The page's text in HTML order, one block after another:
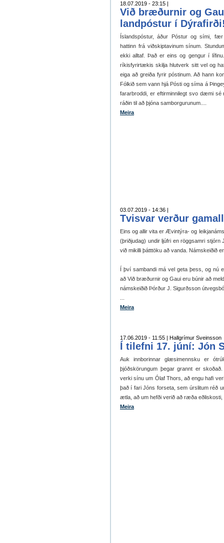
18.07.2019 - 23:15 |
Við bræðurnir og
landpóstur í
Íslandspóstur, áður Póstur og sími,
hattinn frá viðskiptavinum sínum.
ekki alltaf. Það er eins og gengur í
ríkisfyrirtækis skilja hlutverk sitt vel og
eiga að greiða fyrir póstinum. Að hann
Fólkið sem vann hjá Pósti og síma á
fararbroddi, er eftirminnilegt svo dæmi
ráðin til að þjóna samborgurunum....
Meira
03.07.2019 - 14:36 |
Tvisvar verður
Eins og allir vita er Ævintýra- og
(þriðjudag) undir ljúfri en röggsamri stjórn
við mikilli þátttöku að vanda. Námskeiðið
Í því sambandi má vel geta þess, og nú
að Við bræðurnir og Gaui eru búnir að
námskeiðið Þórður J. Sigurðsson
Meira
17.06.2019 - 11:55 | Hallgrímur Sveinsson
Í tilefni 17. júní: Jón
Auk innborinnar glæsimennsku er
þjóðskörungum þegar grannt er
verki sínu um Ólaf Thors, að engu hafi
það í fari Jóns forseta, sem úrslitum réð
ætla, að um hefði verið að ræða eðliskosti,
Meira